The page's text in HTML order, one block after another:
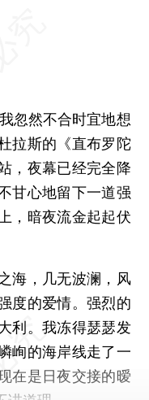
然不合时宜地想
拉斯的《直布罗陀
，夜幕已经完全降
甘心地留下一道强
，暗夜流金起起伏
，几无波澜，风
度的爱情。强烈的
利。我冻得瑟瑟发
峋的海岸线走了一
在是日夜交接的暧